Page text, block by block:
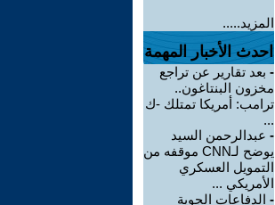
المزيد.....
احدث الأخبار المهمة
- بعد تقارير عن تراجع
مخزون البنتاغون..
ترامب: أمريكا تمتلك -ك
...
- عبدالرحمن السيد
يوضح لـCNN موقفه من
التمويل العسكري
الأمريكي ...
- الدفاعات الجوية